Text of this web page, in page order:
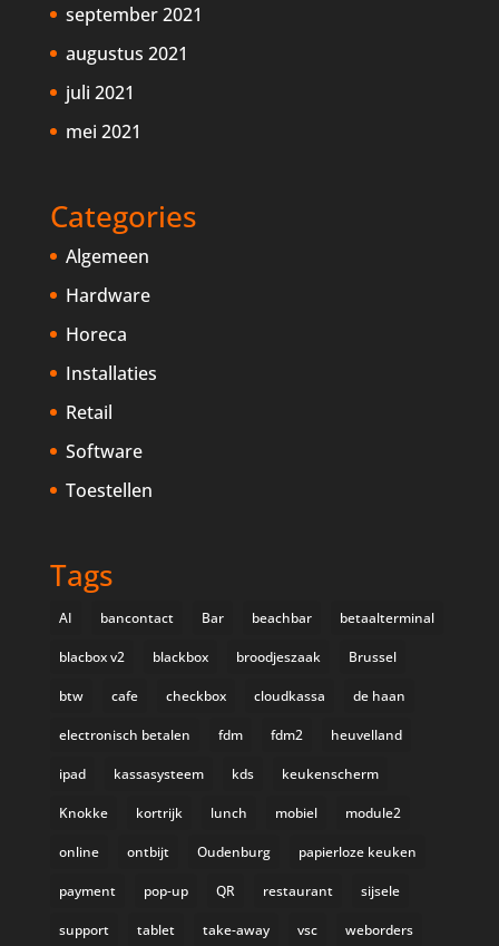
september 2021
augustus 2021
juli 2021
mei 2021
Categories
Algemeen
Hardware
Horeca
Installaties
Retail
Software
Toestellen
Tags
AI bancontact Bar beachbar betaalterminal
blacbox v2 blackbox broodjeszaak Brussel
btw cafe checkbox cloudkassa de haan
electronisch betalen fdm fdm2 heuvelland
ipad kassasysteem kds keukenscherm
Knokke kortrijk lunch mobiel module2
online ontbijt Oudenburg papierloze keuken
payment pop-up QR restaurant sijsele
support tablet take-away vsc weborders